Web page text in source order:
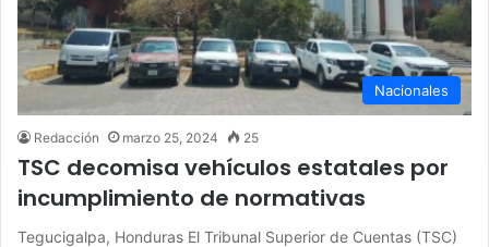
Nacionales
Redacción marzo 25, 2024 25
TSC decomisa vehículos estatales por
incumplimiento de normativas
Tegucigalpa, Honduras El Tribunal Superior de Cuentas (TSC)